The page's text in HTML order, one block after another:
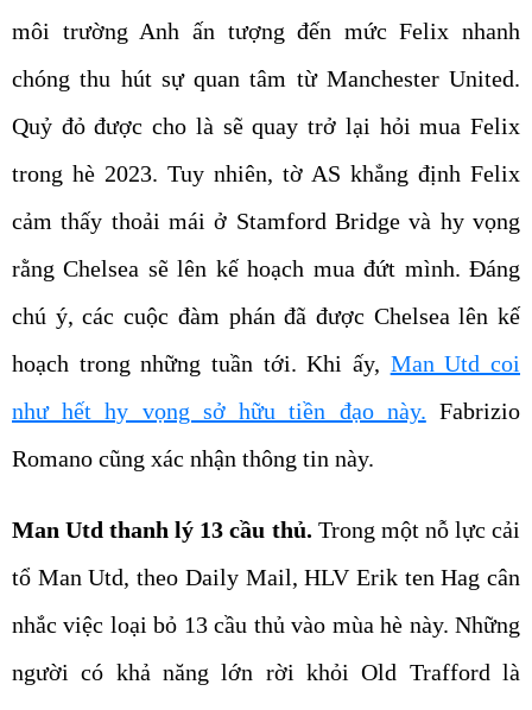
môi trường Anh ấn tượng đến mức Felix nhanh
chóng thu hút sự quan tâm từ Manchester United.
Quỷ đỏ được cho là sẽ quay trở lại hỏi mua Felix
trong hè 2023. Tuy nhiên, tờ AS khẳng định Felix
cảm thấy thoải mái ở Stamford Bridge và hy vọng
rằng Chelsea sẽ lên kế hoạch mua đứt mình. Đáng
chú ý, các cuộc đàm phán đã được Chelsea lên kế
hoạch trong những tuần tới. Khi ấy, Man Utd coi
như hết hy vọng sở hữu tiền đạo này. Fabrizio
Romano cũng xác nhận thông tin này.
Man Utd thanh lý 13 cầu thủ. Trong một nỗ lực cải
tổ Man Utd, theo Daily Mail, HLV Erik ten Hag cân
nhắc việc loại bỏ 13 cầu thủ vào mùa hè này. Những
người có khả năng lớn rời khỏi Old Trafford là